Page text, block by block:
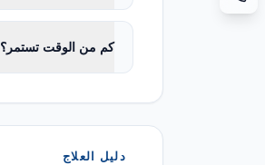
كم من الوقت تستمر؟
دليل العلاج